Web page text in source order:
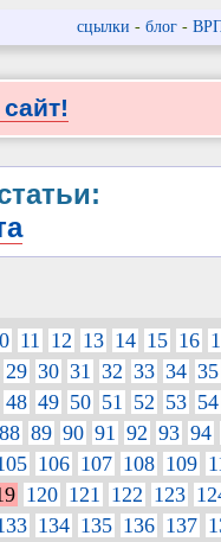
сцылки - блог-
11 12 13 14 15 16
29 30 31 32 33 34 35
48 49 50 51 52 53 54
88 89 90 91 92 93 94
106 107 108 109
120 121 122 123
134 135 136 137